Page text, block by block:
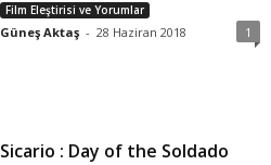
Film Eleştirisi ve Yorumlar
Güneş Aktaş - 28 Haziran 2018 1
Sicario : Day of the Soldado